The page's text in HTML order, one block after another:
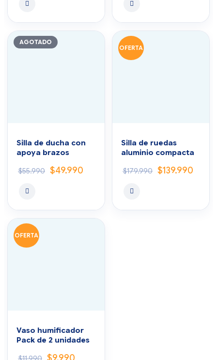
AGOTADO
Silla de ducha con
apoya brazos
$55.990 $49.990
OFERTA
Silla de ruedas
aluminio compacta
$179.990 $139.990
OFERTA
Vaso humificador
Pack de 2 unidades